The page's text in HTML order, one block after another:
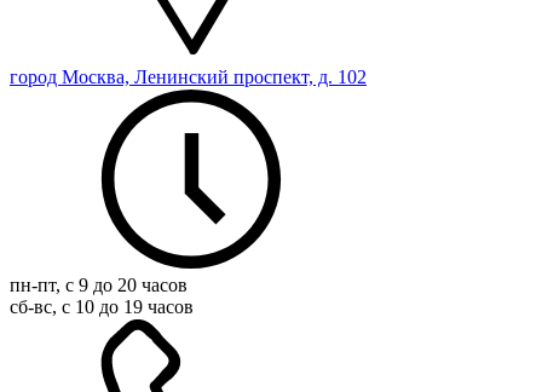
город Москва, Ленинский проспект, д. 102
пн-пт, с 9 до 20 часов
сб-вс, с 10 до 19 часов